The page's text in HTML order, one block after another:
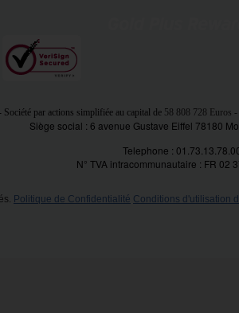
Société par actions simplifiée au capital de 58 808 728 Euros
Siège social : 6 avenue Gustave Eiffel 78180
Telephone :
N° TVA intracommunautaire : FR 02
Politique de Confidentialité Conditions d'utilisation